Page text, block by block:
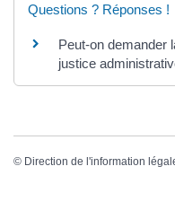
Questions ? Réponses !
Peut-on demander
justice
© Direction de l'information